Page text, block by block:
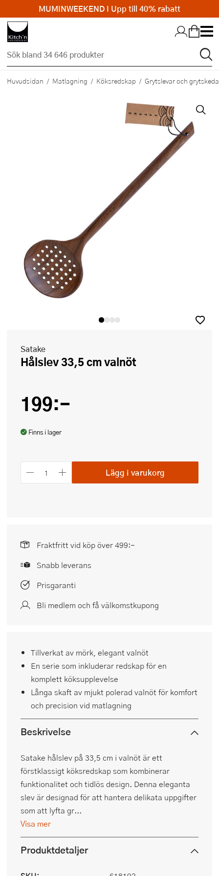
Hopp till huvudinnehållet
Huvudsidan Matlagning Köksredskap Grytslevar och
Satake
Hålslev 33,5 cm valnöt
199:-
Finns i lager
Lägg i varukorg
Fraktfritt vid köp över 499:-
Snabb leverans
Prisgaranti
Bli medlem och få välkomstkupong
Tillverkat av mörk, elegant valnöt
En serie som inkluderar redskap för en
komplett köksupplevelse
Långa skaft av mjukt polerad valnöt för komfort
och precision vid matlagning
Beskrivelse
Satake hålslev på 33,5 cm i valnöt är ett
förstklassigt köksredskap som kombinerar
funktionalitet och tidlös design. Denna eleganta
slev är designad för att hantera delikata uppgifter
som att lyfta gr...
Visa mer
Produktdetaljer
MUMINWEEKEND I Upp till 40% rabatt